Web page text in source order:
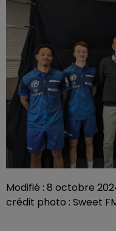
Modifié : 8 octobre
crédit photo : Sweet